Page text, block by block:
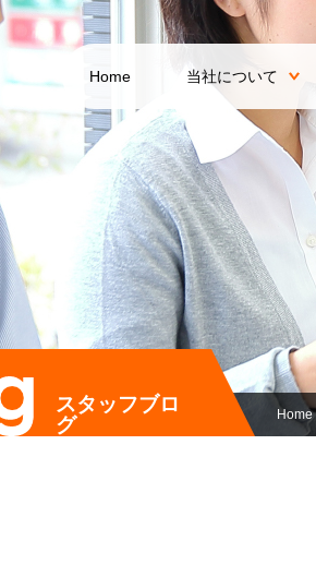
Home 当社について
スタッフブロ
グ
Home